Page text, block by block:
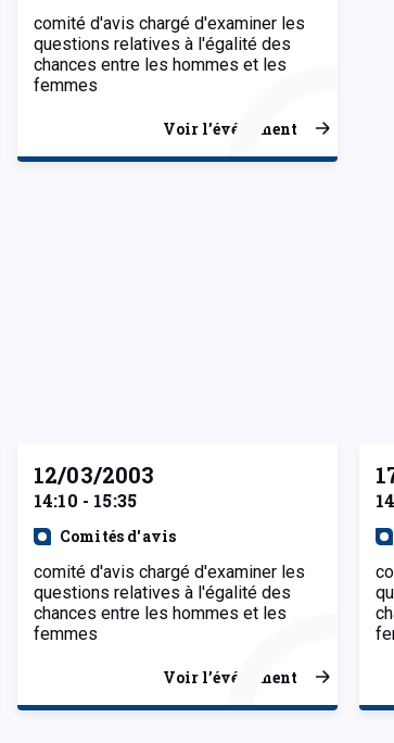
comité d'avis chargé d'examiner les
questions relatives à l'égalité des
chances entre les hommes et les
femmes
Voir l’événement
12/03/2003
14:10 - 15:35
Comités d'avis
comité d'avis chargé d'examiner les
questions relatives à l'égalité des
chances entre les hommes et les
femmes
Voir l’événement